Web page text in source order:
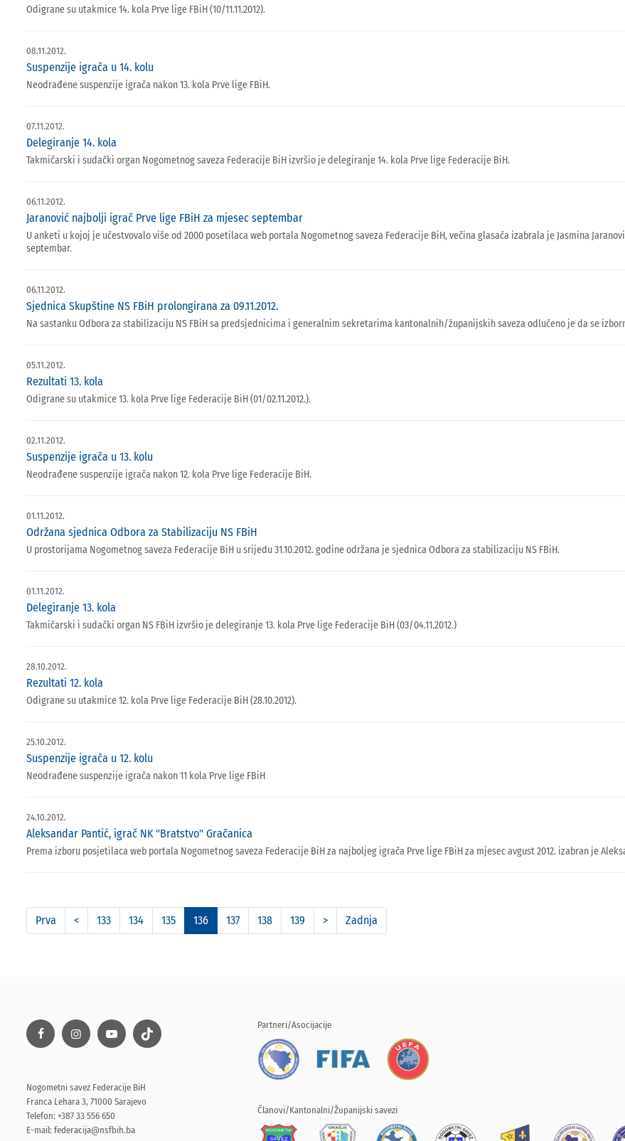
Odigrane su utakmice 14. kola Prve lige FBiH (10/11.11.2012).
08.11.2012.
Suspenzije igrača u 14. kolu
Neodrađene suspenzije igrača nakon 13. kola Prve lige FBiH.
07.11.2012.
Delegiranje 14. kola
Takmičarski i sudački organ Nogometnog saveza Federacije BiH izvršio je delegiranje 14. kola Prve lige Federacije BiH.
06.11.2012.
Jaranović najbolji igrač Prve lige FBiH za mjesec septembar
U anketi u kojoj je učestvovalo više od 2000 posetilaca web portala Nogometnog saveza Federacije BiH, večina glasača izabrala je Jasmina
septembar.
06.11.2012.
Sjednica Skupštine NS FBiH prolongirana za 09.11.2012.
Na sastanku Odbora za stabilizaciju NS FBiH sa predsjednicima i generalnim sekretarima kantonalnih/županijskih saveza odlučeno je da se
05.11.2012.
Rezultati 13. kola
Odigrane su utakmice 13. kola Prve lige Federacije BiH (01/02.11.2012.).
02.11.2012.
Suspenzije igrača u 13. kolu
Neodrađene suspenzije igrača nakon 12. kola Prve lige Federacije BiH.
01.11.2012.
Održana sjednica Odbora za Stabilizaciju NS FBiH
U prostorijama Nogometnog saveza Federacije BiH u srijedu 31.10.2012. godine održana je sjednica Odbora za stabilizaciju NS FBiH.
01.11.2012.
Delegiranje 13. kola
Takmičarski i sudački organ NS FBiH izvršio je delegiranje 13. kola Prve lige Federacije BiH (03/04.11.2012.)
28.10.2012.
Rezultati 12. kola
Odigrane su utakmice 12. kola Prve lige Federacije BiH (28.10.2012).
25.10.2012.
Suspenzije igrača u 12. kolu
Neodrađene suspenzije igrača nakon 11 kola Prve lige FBiH
24.10.2012.
Aleksandar Pantić, igrač NK "Bratstvo" Gračanica
Prema izboru posjetilaca web portala Nogometnog saveza Federacije BiH za najboljeg igrača Prve lige FBiH za mjesec avgust 2012. izabran je
Prva < 133 134 135 136 137 138 139 > Zadnja
Nogometni savez Federacije BiH
Franca Lehara 3, 71000 Sarajevo
Telefon: +387 33 556 650
E-mail: federacija@nsfbih.ba
Partneri/Asocijacije
Članovi/Kantonalni/Županijski savezi